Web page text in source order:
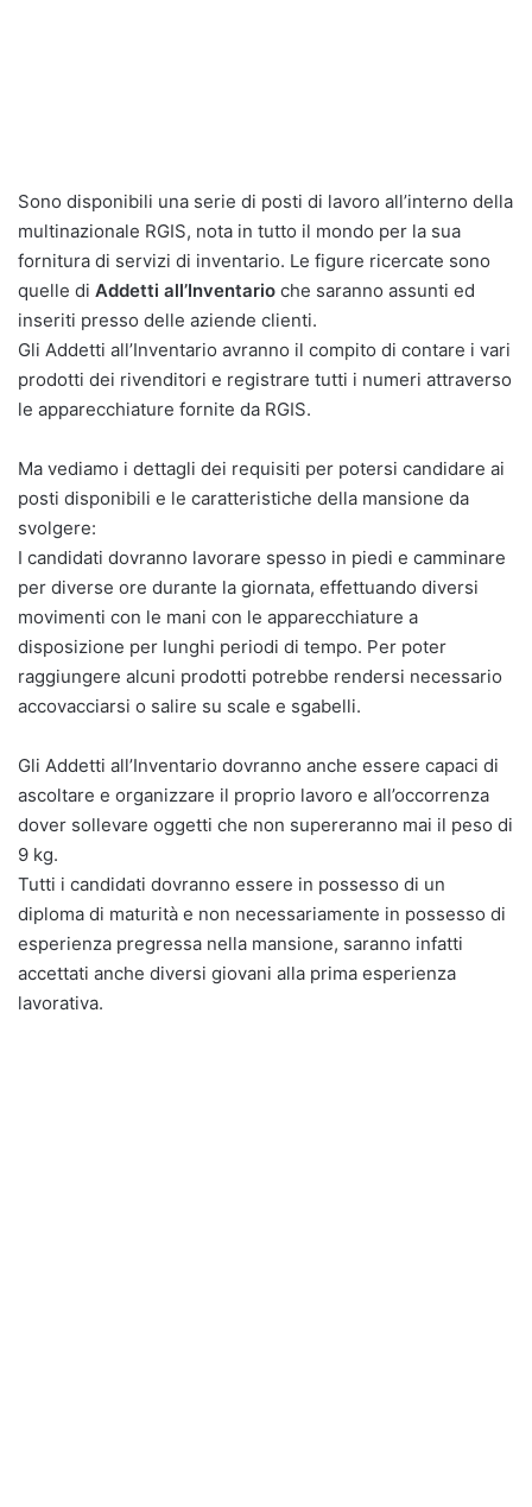
Sono disponibili una serie di posti di lavoro all’interno della
multinazionale RGIS, nota in tutto il mondo per la sua
fornitura di servizi di inventario. Le figure ricercate sono
quelle di Addetti all’Inventario che saranno assunti ed
inseriti presso delle aziende clienti.
Gli Addetti all’Inventario avranno il compito di contare i vari
prodotti dei rivenditori e registrare tutti i numeri attraverso
le apparecchiature fornite da RGIS.
Ma vediamo i dettagli dei requisiti per potersi candidare ai
posti disponibili e le caratteristiche della mansione da
svolgere:
I candidati dovranno lavorare spesso in piedi e camminare
per diverse ore durante la giornata, effettuando diversi
movimenti con le mani con le apparecchiature a
disposizione per lunghi periodi di tempo. Per poter
raggiungere alcuni prodotti potrebbe rendersi necessario
accovacciarsi o salire su scale e sgabelli.
Gli Addetti all’Inventario dovranno anche essere capaci di
ascoltare e organizzare il proprio lavoro e all’occorrenza
dover sollevare oggetti che non supereranno mai il peso di
9 kg.
Tutti i candidati dovranno essere in possesso di un
diploma di maturità e non necessariamente in possesso di
esperienza pregressa nella mansione, saranno infatti
accettati anche diversi giovani alla prima esperienza
lavorativa.